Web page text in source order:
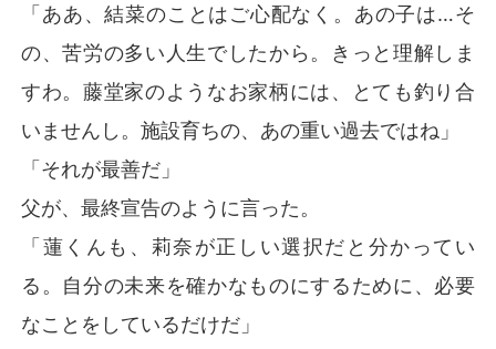
「ああ、結菜のことはご心配なく。あの子は…そ
の、苦労の多い人生でしたから。きっと理解しま
すわ。藤堂家のようなお家柄には、とても釣り合
いませんし。施設育ちの、あの重い過去ではね」
「それが最善だ」
父が、最終宣告のように言った。
「蓮くんも、莉奈が正しい選択だと分かってい
る。自分の未来を確かなものにするために、必要
なことをしているだけだ」